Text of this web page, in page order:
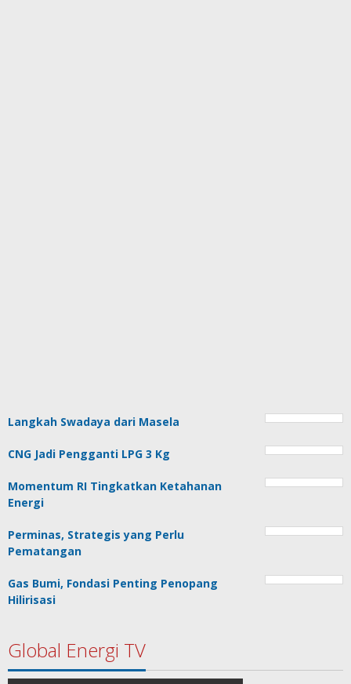
Langkah Swadaya dari Masela
CNG Jadi Pengganti LPG 3 Kg
Momentum RI Tingkatkan Ketahanan
Energi
Perminas, Strategis yang Perlu
Pematangan
Gas Bumi, Fondasi Penting Penopang
Hilirisasi
Global Energi TV